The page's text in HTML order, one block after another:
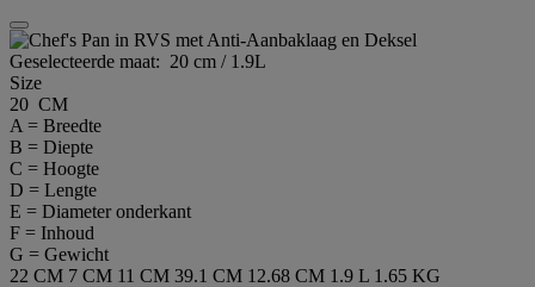
Geselecteerde maat: 20 cm / 1.9L
Size
20 CM
A = Breedte
B = Diepte
C = Hoogte
D = Lengte
E = Diameter onderkant
F = Inhoud
G = Gewicht
22 CM 7 CM 11 CM 39.1 CM 12.68 CM 1.9 L 1.65 KG